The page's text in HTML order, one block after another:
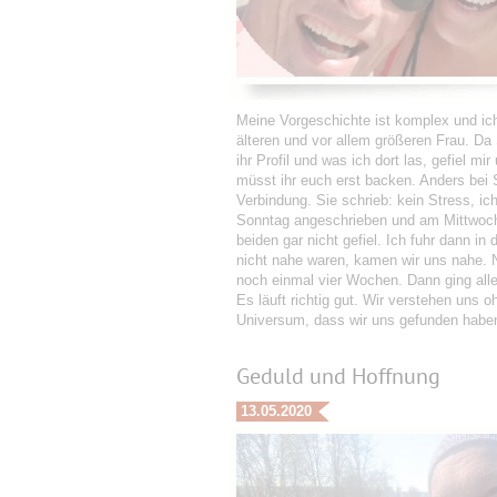
Meine Vorgeschichte ist komplex und
älteren und vor allem größeren Frau.
ihr Profil und was ich dort las, gefiel
müsst ihr euch erst backen. Anders bei
Verbindung. Sie schrieb: kein Stress,
Sonntag angeschrieben und am
beiden gar nicht gefiel. Ich fuhr dann in
nicht nahe waren, kamen wir uns nahe.
noch einmal vier Wochen. Dann ging
Es läuft richtig gut. Wir verstehen uns
Universum, dass wir uns gefunden
Geduld und Hoffnung
13.05.2020